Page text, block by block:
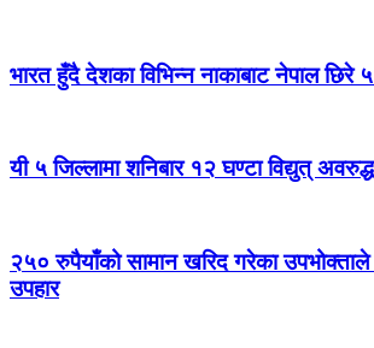
भारत हुँदै देशका विभिन्न नाकाबाट नेपाल छिरे
यी ५ जिल्लामा शनिबार १२ घण्टा विद्युत्
२५० रुपैयाँको सामान खरिद गरेका
उपहार